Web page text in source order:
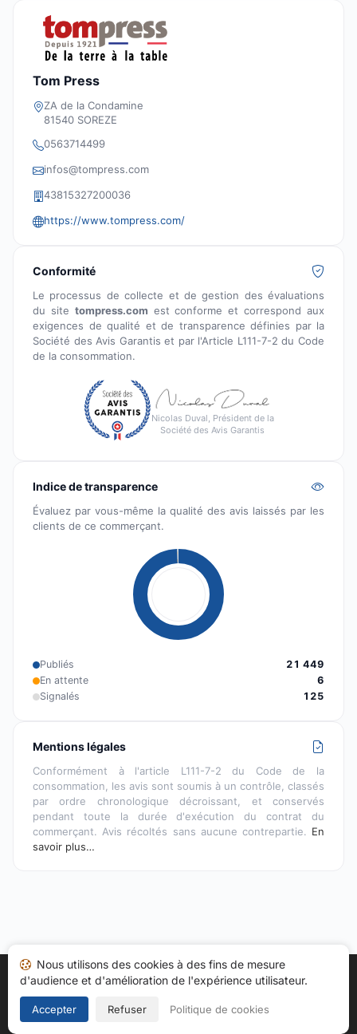
Tom Press
ZA de la Condamine
81540 SOREZE
0563714499
infos@tompress.com
43815327200036
https://www.tompress.com/
Conformité
Le processus de collecte et de gestion des évaluations
du site tompress.com est conforme et correspond aux
exigences de qualité et de transparence définies par la
Société des Avis Garantis et par l'Article L111-7-2 du Code
de la consommation.
Nicolas Duval, Président de la
Société des Avis Garantis
Indice de transparence
Évaluez par vous-même la qualité des avis laissés par les
clients de ce commerçant.
Publiés
21 449
En attente
6
Signalés
125
Mentions légales
Conformément à l'article L111-7-2 du Code de la
consommation, les avis sont soumis à un contrôle, classés
par ordre chronologique décroissant, et conservés
pendant toute la durée d'exécution du contrat du
commerçant. Avis récoltés sans aucune contrepartie. En
savoir plus…
Accueil Mes avis Catégories CGU
Cookies
Politique de confidentialité
Copyright © 2026
Nous utilisons des cookies à des fins de mesure
d'audience et d'amélioration de l'expérience utilisateur.
Accepter Refuser Politique de cookies